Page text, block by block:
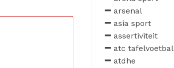
arsenal
asia sport
assertiviteit
atc tafelvoetbal
atdhe